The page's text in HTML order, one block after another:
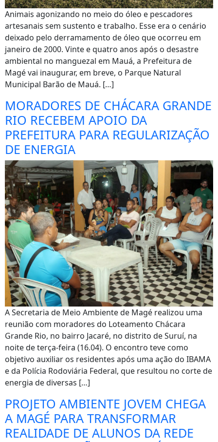
Animais agonizando no meio do óleo e pescadores
artesanais sem sustento e trabalho. Esse era o cenário
deixado pelo derramamento de óleo que ocorreu em
janeiro de 2000. Vinte e quatro anos após o desastre
ambiental no manguezal em Mauá, a Prefeitura de
Magé vai inaugurar, em breve, o Parque Natural
Municipal Barão de Mauá. […]
MORADORES DE CHÁCARA GRANDE
RIO RECEBEM APOIO DA
PREFEITURA PARA REGULARIZAÇÃO
DE ENERGIA
A Secretaria de Meio Ambiente de Magé realizou uma
reunião com moradores do Loteamento Chácara
Grande Rio, no bairro Jacaré, no distrito de Suruí, na
noite de terça-feira (16.04). O encontro teve como
objetivo auxiliar os residentes após uma ação do IBAMA
e da Polícia Rodoviária Federal, que resultou no corte de
energia de diversas […]
PROJETO AMBIENTE JOVEM CHEGA
A MAGÉ PARA TRANSFORMAR
REALIDADE DE ALUNOS DA REDE